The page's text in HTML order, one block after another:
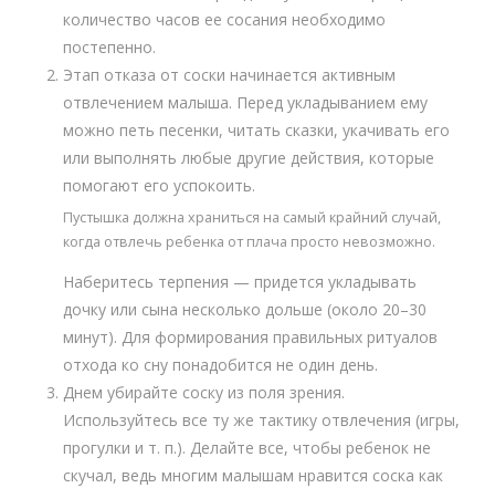
количество часов ее сосания необходимо
постепенно.
Этап отказа от соски начинается активным
отвлечением малыша. Перед укладыванием ему
можно петь песенки, читать сказки, укачивать его
или выполнять любые другие действия, которые
помогают его успокоить.
Пустышка должна храниться на самый крайний случай,
когда отвлечь ребенка от плача просто невозможно.
Наберитесь терпения — придется укладывать
дочку или сына несколько дольше (около 20–30
минут). Для формирования правильных ритуалов
отхода ко сну понадобится не один день.
Днем убирайте соску из поля зрения.
Используйтесь все ту же тактику отвлечения (игры,
прогулки и т. п.). Делайте все, чтобы ребенок не
скучал, ведь многим малышам нравится соска как